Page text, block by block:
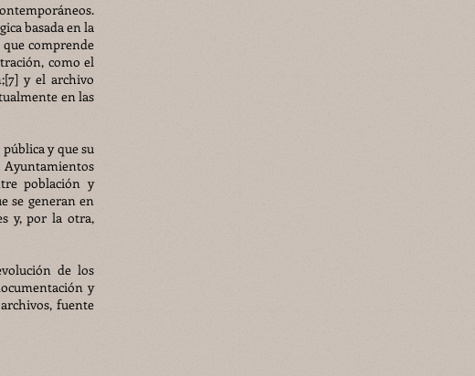
basada en la
comprende
como el
y el archivo
en las
y que su
población y
se generan en
y, por la otra,
de los
y
fuente